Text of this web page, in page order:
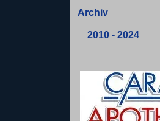
Archiv
2010 - 2024